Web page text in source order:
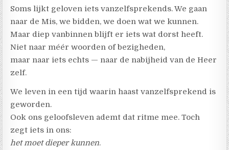
Soms lijkt geloven iets vanzelfsprekends. We gaan
naar de Mis, we bidden, we doen wat we kunnen.
Maar diep vanbinnen blijft er iets wat dorst heeft.
Niet naar méér woorden of bezigheden,
maar naar iets echts — naar de nabijheid van de Heer
zelf.
We leven in een tijd waarin haast vanzelfsprekend is
geworden.
Ook ons geloofsleven ademt dat ritme mee. Toch
zegt iets in ons:
het moet dieper kunnen.